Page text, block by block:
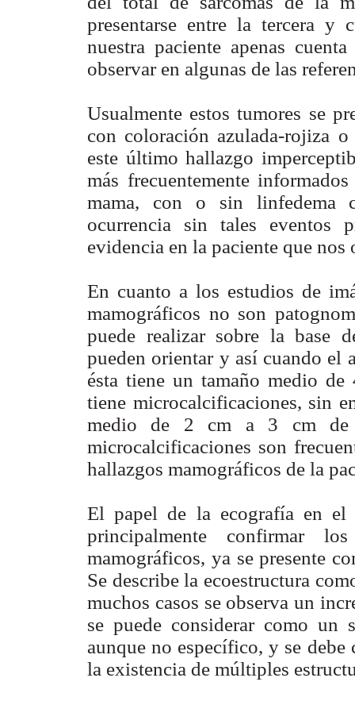
presentarse entre la tercera y
nuestra paciente apenas
observar en algunas de las
Usualmente estos tumores se
con coloración azulada-rojiza
este último hallazgo
más frecuentemente
mama, con o sin linfedema
ocurrencia sin tales eventos
evidencia en la paciente que nos
En cuanto a los estudios de
mamográficos no son
puede realizar sobre la base
pueden orientar y así cuando el
ésta tiene un tamaño medio
tiene microcalcificaciones, sin
medio de 2 cm a 3 cm de
microcalcificaciones son
hallazgos mamográficos de la
El papel de la ecografía en el
principalmente confirmar
mamográficos, ya se presente
Se describe la ecoestructura
muchos casos se observa un
se puede considerar como un
aunque no específico, y se
la existencia de múltiples